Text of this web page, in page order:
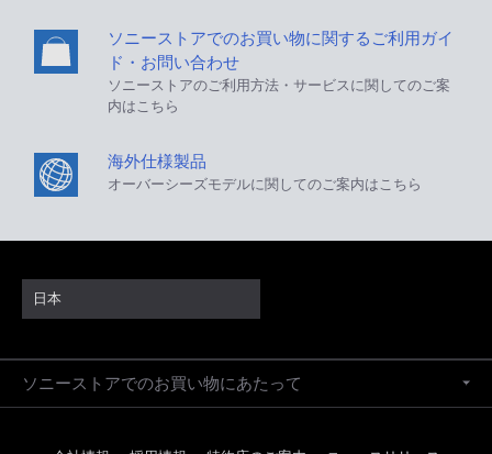
ソニーストアでのお買い物に関するご利用ガイ
ド・お問い合わせ
ソニーストアのご利用方法・サービスに関してのご案
内はこちら
海外仕様製品
オーバーシーズモデルに関してのご案内はこちら
日本
ソニーストアでのお買い物にあたって